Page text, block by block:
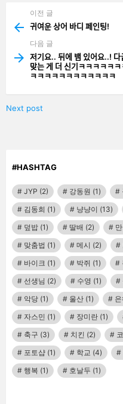
more
이전 글
귀여운 상어 바디 페인팅!
다음 글
저기요.. 뒤에 뱀 있어요..!
맞는 게 더 신기ㅋㅋ
ㅋㅋㅋㅋㅋㅋㅋㅋㅋㅋㅋㅋ
Next post
#HASHTAG
JYP (2) 강동원 (1)
김동희 (1) 냥냥이 (13)
덮밥 (1) 딸배 (2)
맞춤법 (1) 메시 (2)
바이크 (1) 박쥐 (1)
선생님 (2) 수영 (1)
악당 (1) 울산 (1)
자스민 (1) 장미란 (1)
축구 (3) 치킨 (2)
포토샵 (1) 학교 (4)
행복 (1) 호날두 (1)